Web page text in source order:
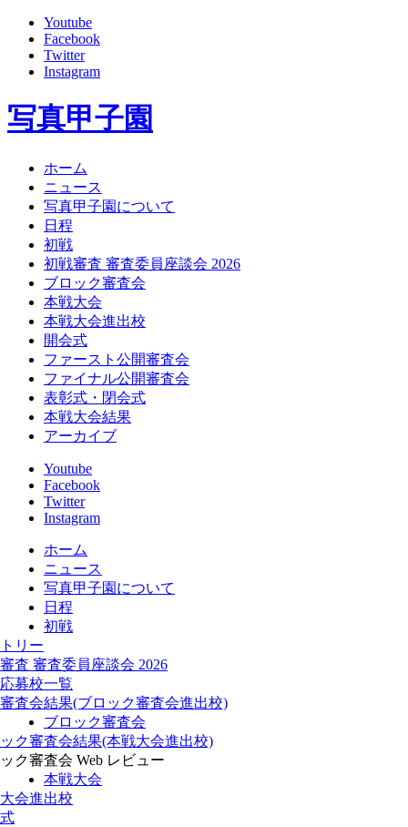
Youtube
Facebook
Twitter
Instagram
写真甲子園
ホーム
ニュース
写真甲子園について
日程
初戦
初戦審査 審査委員座談会 2026
ブロック審査会
本戦大会
本戦大会進出校
開会式
ファースト公開審査会
ファイナル公開審査会
表彰式・閉会式
本戦大会結果
アーカイブ
Youtube
Facebook
Twitter
Instagram
ホーム
ニュース
写真甲子園について
日程
初戦
リー
査 審査委員座談会 2026
募校一覧
査会結果(ブロック審査会進出校)
ブロック審査会
ク審査会結果(本戦大会進出校)
ク審査会 Web レビュー
本戦大会
会進出校